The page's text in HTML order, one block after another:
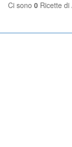
Ci sono 0 Ricette